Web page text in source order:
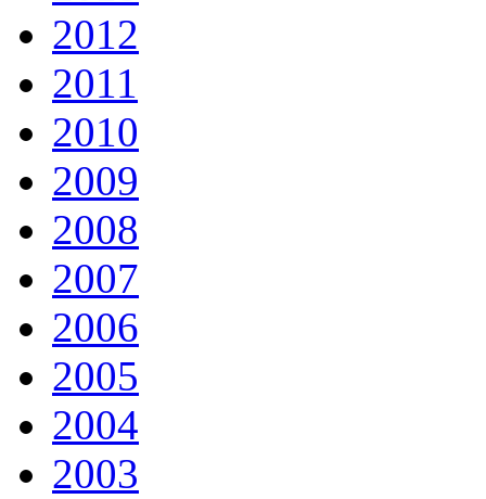
2012
2011
2010
2009
2008
2007
2006
2005
2004
2003